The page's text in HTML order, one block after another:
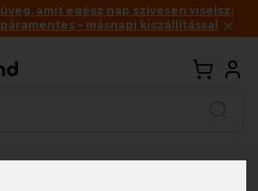
amit egész nap szívesen viselsz:
– másnapi kiszállítással